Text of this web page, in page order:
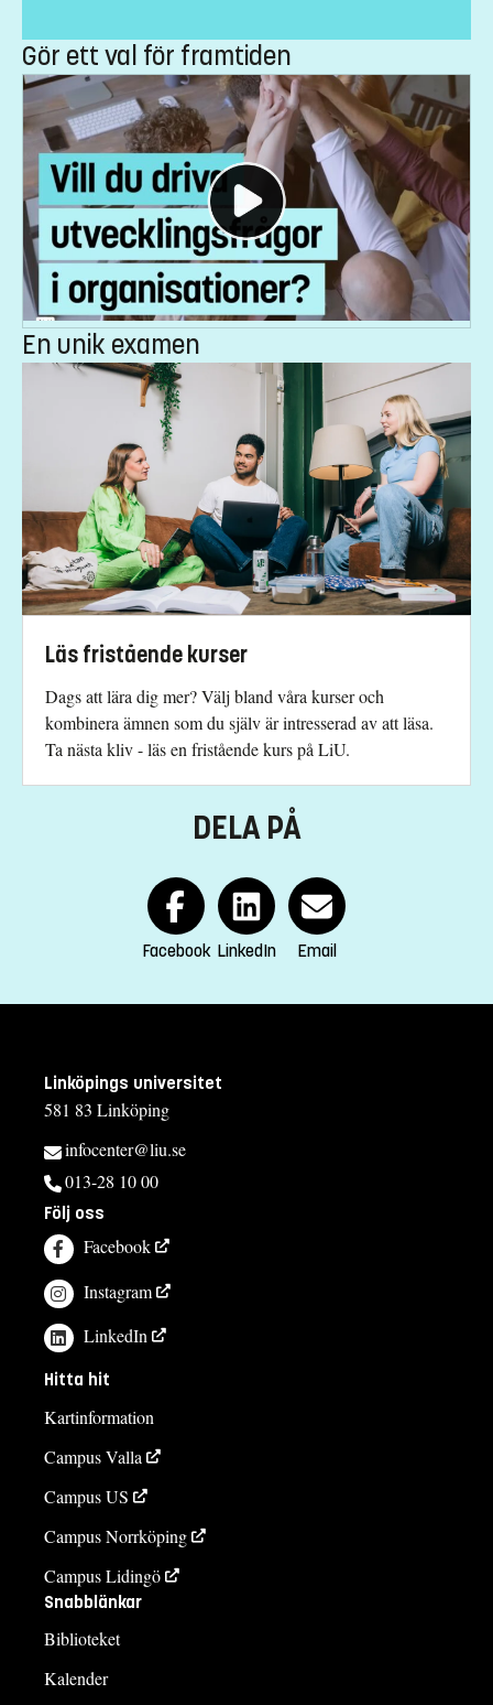
Gör ett val för framtiden
En unik examen
Läs fristående kurser
Dags att lära dig mer? Välj bland våra kurser och
kombinera ämnen som du själv är intresserad av att läsa.
Ta nästa kliv - läs en fristående kurs på LiU.
DELA PÅ
Facebook LinkedIn Email
Linköpings universitet
581 83 Linköping
infocenter@liu.se
013-28 10 00
Följ oss
Facebook
Instagram
LinkedIn
Hitta hit
Kartinformation
Campus Valla
Campus US
Campus Norrköping
Campus Lidingö
Snabblänkar
Biblioteket
Kalender